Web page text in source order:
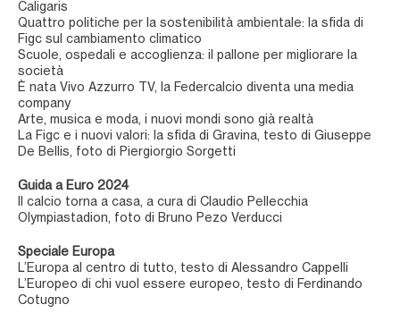
Caligaris
Quattro politiche per la sostenibilità ambientale: la sfida di
Figc sul cambiamento climatico
Scuole, ospedali e accoglienza: il pallone per migliorare la
società
È nata Vivo Azzurro TV, la Federcalcio diventa una media
company
Arte, musica e moda, i nuovi mondi sono già realtà
La Figc e i nuovi valori: la sfida di Gravina, testo di Giuseppe
De Bellis, foto di Piergiorgio Sorgetti
Guida a Euro 2024
Il calcio torna a casa, a cura di Claudio Pellecchia
Olympiastadion, foto di Bruno Pezo Verducci
Speciale Europa
L’Europa al centro di tutto, testo di Alessandro Cappelli
L’Europeo di chi vuol essere europeo, testo di Ferdinando
Cotugno